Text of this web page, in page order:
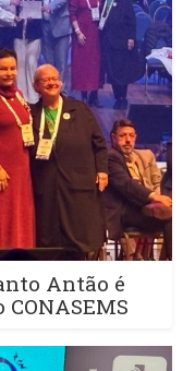
Antão é